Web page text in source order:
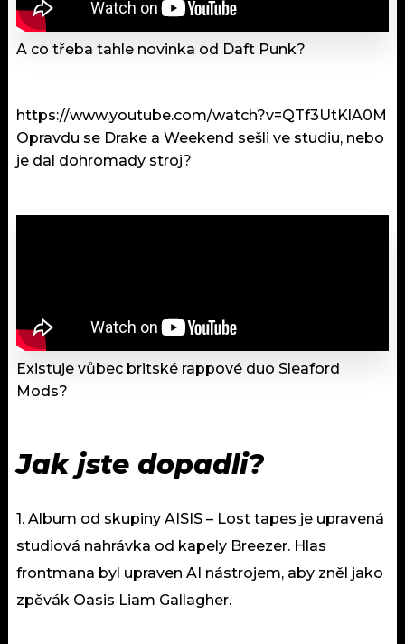
A co třeba tahle novinka od Daft Punk?
https://www.youtube.com/watch?v=QTf3UtKlA0M
Opravdu se Drake a Weekend sešli ve studiu, nebo
je dal dohromady stroj?
Existuje vůbec britské rappové duo Sleaford
Mods?
Jak jste dopadli?
1. Album od skupiny AISIS – Lost tapes je upravená
studiová nahrávka od kapely Breezer. Hlas
frontmana byl upraven AI nástrojem, aby zněl jako
zpěvák Oasis Liam Gallagher.